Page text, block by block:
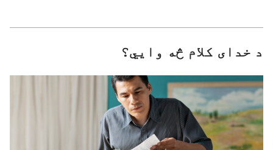
د خدای کلام څه وايي؟